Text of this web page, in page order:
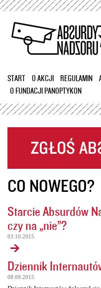
Przejdź
treści
START O AKCJI REGULAMIN
O FUNDACJI PANOPTYKON
CO NOWEGO?
Starcie Absurdów
czy na „nie”?
03.10.2015
Dziennik
08.09.2015